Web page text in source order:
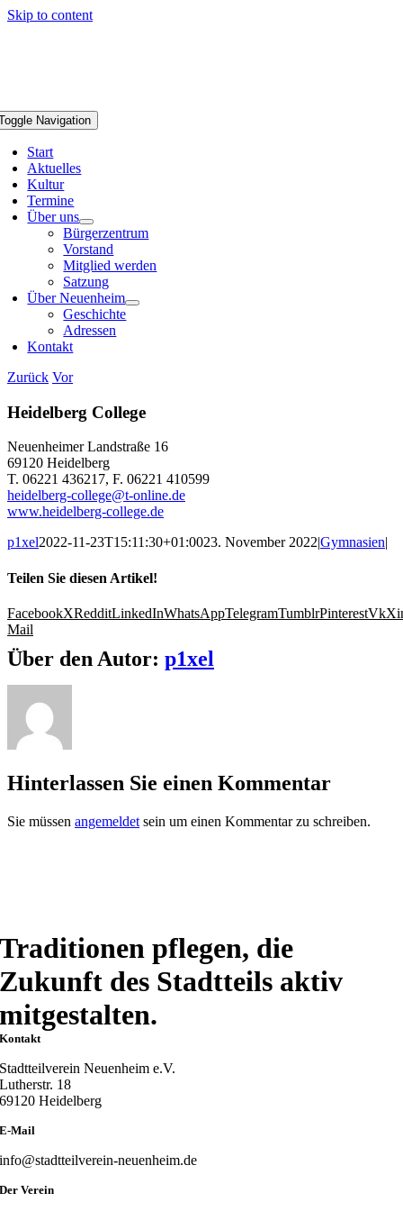
Skip to content
Navigation
Start
Aktuelles
Kultur
Termine
Über uns
Bürgerzentrum
Vorstand
Mitglied werden
Satzung
Über Neuenheim
Geschichte
Adressen
Kontakt
Zurück Vor
Heidelberg College
Neuenheimer Landstraße 16
69120 Heidelberg
T. 06221 436217, F. 06221 410599
heidelberg-college@t-online.de
www.heidelberg-college.de
p1xel2022-11-23T15:11:30+01:0023. November 2022|Gymnasien|
Teilen Sie diesen Artikel!
FacebookXRedditLinkedInWhatsAppTelegramTumblrPinterestVk
Mail
Über den Autor: p1xel
Hinterlassen Sie einen Kommentar
Sie müssen angemeldet sein um einen Kommentar zu schreiben.
Traditionen pflegen, die
Zukunft des Stadtteils aktiv
mitgestalten.
Kontakt
Stadtteilverein Neuenheim e.V.
Lutherstr. 18
69120 Heidelberg
E-Mail
info@stadtteilverein-neuenheim.de
Der Verein